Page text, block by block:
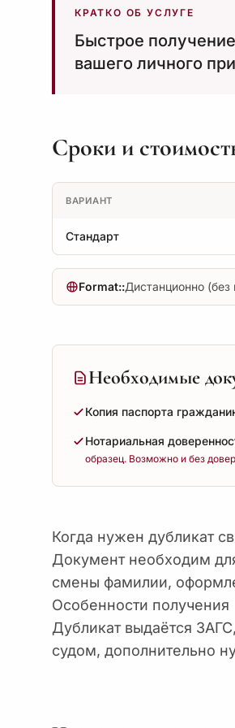
КРАТКО ОБ УСЛУГЕ
Быстрое
вашего личного
Сроки и
ВАРИАНТ
Стандарт
Format::Дистанционно
Необходимые
Копия паспорта
Нотариальная
образец. Возможно и без
Когда нужен дубликат
Документ необходим
смены фамилии,
Особенности получения
Дубликат выдаётся
судом, дополнительно